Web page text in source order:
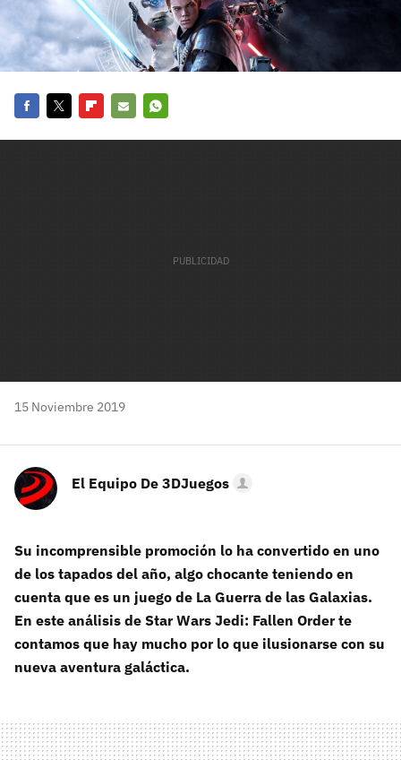
15 Noviembre 2019
El Equipo De 3DJuegos
Su incomprensible promoción lo ha convertido en uno
de los tapados del año, algo chocante teniendo en
cuenta que es un juego de La Guerra de las Galaxias.
En este análisis de Star Wars Jedi: Fallen Order te
contamos que hay mucho por lo que ilusionarse con su
nueva aventura galáctica.
¿Todavía no tienes cuenta?
Regístrate gratis
carácter inicial), pero no mayúsculas, espacios, tildes
o caracteres especiales.
He leído y acepto lapolitica de privacidad y
de participación
Registrarse en 3DJuegos